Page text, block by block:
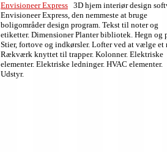
Envisioneer Express 3D hjem interiør design
Envisioneer Express, den nemmeste at bruge
boligområder design program. Tekst til noter og
etiketter. Dimensioner Planter bibliotek. Hegn og
Stier, fortove og indkørsler. Lofter ved at vælge et
Rækværk knyttet til trapper. Kolonner. Elektriske
elementer. Elektriske ledninger. HVAC elementer.
Udstyr.